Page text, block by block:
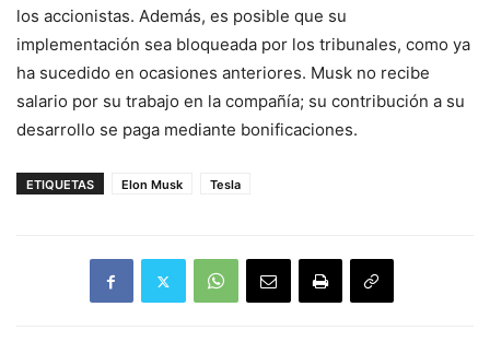
los accionistas. Además, es posible que su
implementación sea bloqueada por los tribunales, como ya
ha sucedido en ocasiones anteriores. Musk no recibe
salario por su trabajo en la compañía; su contribución a su
desarrollo se paga mediante bonificaciones.
ETIQUETAS Elon Musk Tesla